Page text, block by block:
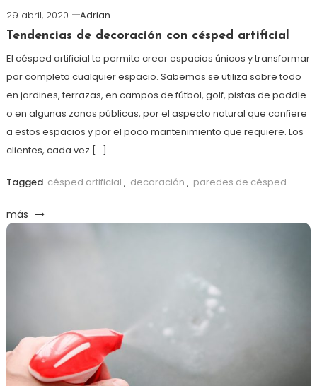
29 abril, 2020
Adrian
Tendencias de decoración con césped artificial
El césped artificial te permite crear espacios únicos y transformar
por completo cualquier espacio. Sabemos se utiliza sobre todo
en jardines, terrazas, en campos de fútbol, golf, pistas de paddle
o en algunas zonas públicas, por el aspecto natural que confiere
a estos espacios y por el poco mantenimiento que requiere. Los
clientes, cada vez […]
Tagged césped artificial , decoración , paredes de césped
más